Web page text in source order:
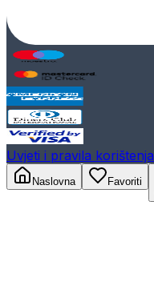
Uvjeti i pravila korištenja
Naslovna
Favoriti